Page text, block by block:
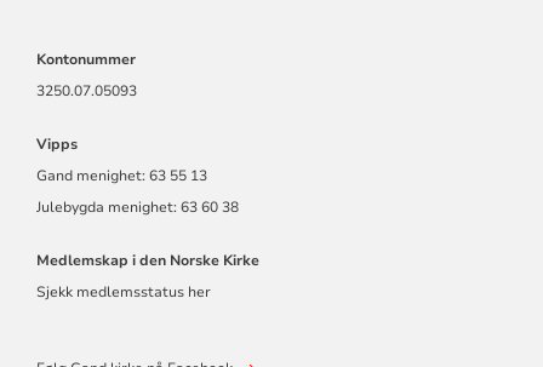
Kontonummer
3250.07.05093
Vipps
Gand menighet: 63 55 13
Julebygda menighet: 63 60 38
Medlemskap i den Norske Kirke
Sjekk medlemsstatus her